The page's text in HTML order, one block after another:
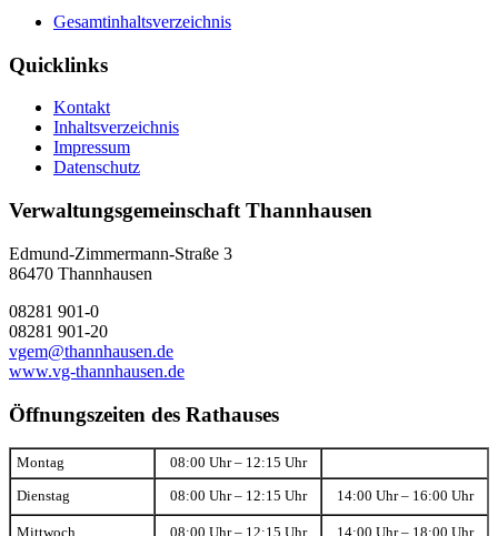
Gesamtinhaltsverzeichnis
Quicklinks
Kontakt
Inhaltsverzeichnis
Impressum
Datenschutz
Verwaltungsgemeinschaft Thannhausen
Edmund-Zimmermann-Straße 3
86470 Thannhausen
08281 901-0
08281 901-20
vgem@thannhausen.de
www.vg-thannhausen.de
Öffnungszeiten des Rathauses
Montag 08:00 Uhr – 12:15 Uhr
Dienstag 08:00 Uhr – 12:15 Uhr 14:00 Uhr – 16:00 Uhr